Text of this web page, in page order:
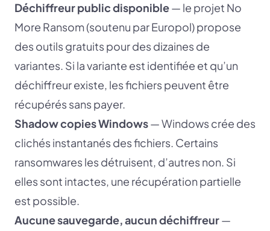
Déchiffreur public disponible— le projet No
More Ransom (soutenu par Europol) propose
des outils gratuits pour des dizaines de
variantes. Si la variante est identifiée et qu’un
déchiffreur existe, les fichiers peuvent être
récupérés sans payer.
Shadow copies Windows— Windows crée des
clichés instantanés des fichiers. Certains
ransomwares les détruisent, d’autres non. Si
elles sont intactes, une récupération partielle
est possible.
Aucune sauvegarde, aucun déchiffreur—